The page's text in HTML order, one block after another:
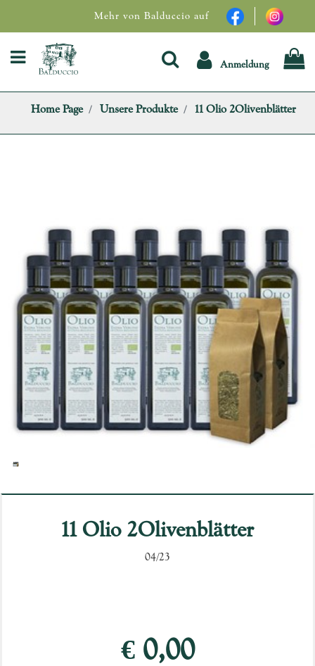
Mehr von Balduccio auf
Open menu Anmeldung
Home Page Unsere Produkte 11 Olio 2Olivenblätter
11 Olio 2Olivenblätter
04/23
€ 0,00